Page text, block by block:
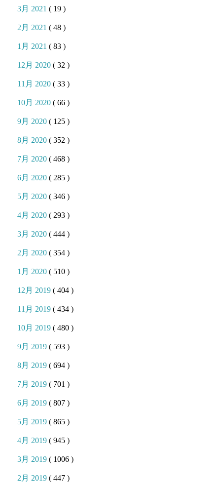
3月 2021( 19 )
2月 2021( 48 )
1月 2021( 83 )
12月 2020( 32 )
11月 2020( 33 )
10月 2020( 66 )
9月 2020( 125 )
8月 2020( 352 )
7月 2020( 468 )
6月 2020( 285 )
5月 2020( 346 )
4月 2020( 293 )
3月 2020( 444 )
2月 2020( 354 )
1月 2020( 510 )
12月 2019( 404 )
11月 2019( 434 )
10月 2019( 480 )
9月 2019( 593 )
8月 2019( 694 )
7月 2019( 701 )
6月 2019( 807 )
5月 2019( 865 )
4月 2019( 945 )
3月 2019( 1006 )
2月 2019( 447 )